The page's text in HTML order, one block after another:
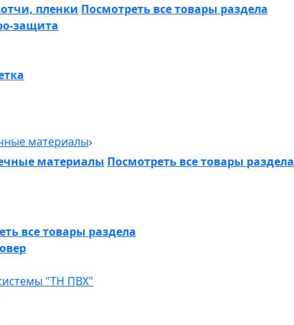
пленки Посмотреть все товары раздела
защита
материалы
материалы Посмотреть все товары раздела
все товары раздела
"ТН ПВХ"